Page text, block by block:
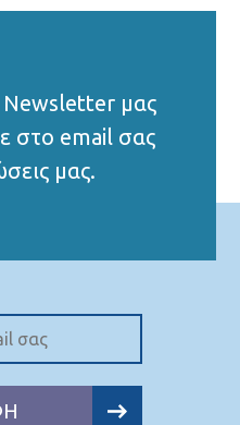
Νewsletter μας
στο email σας
μας.